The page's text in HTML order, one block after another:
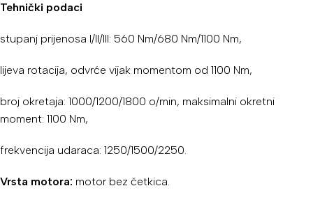
Tehnički podaci
stupanj prijenosa I/II/III: 560 Nm/680 Nm/1100 Nm,
lijeva rotacija, odvrće vijak momentom od 1100 Nm,
broj okretaja: 1000/1200/1800 o/min, maksimalni okretni
moment: 1100 Nm,
frekvencija udaraca: 1250/1500/2250.
Vrsta motora: motor bez četkica.